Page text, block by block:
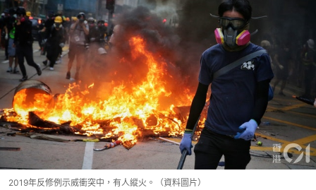
2019年反修例示威衝突中，有人縱火。（資料圖片）